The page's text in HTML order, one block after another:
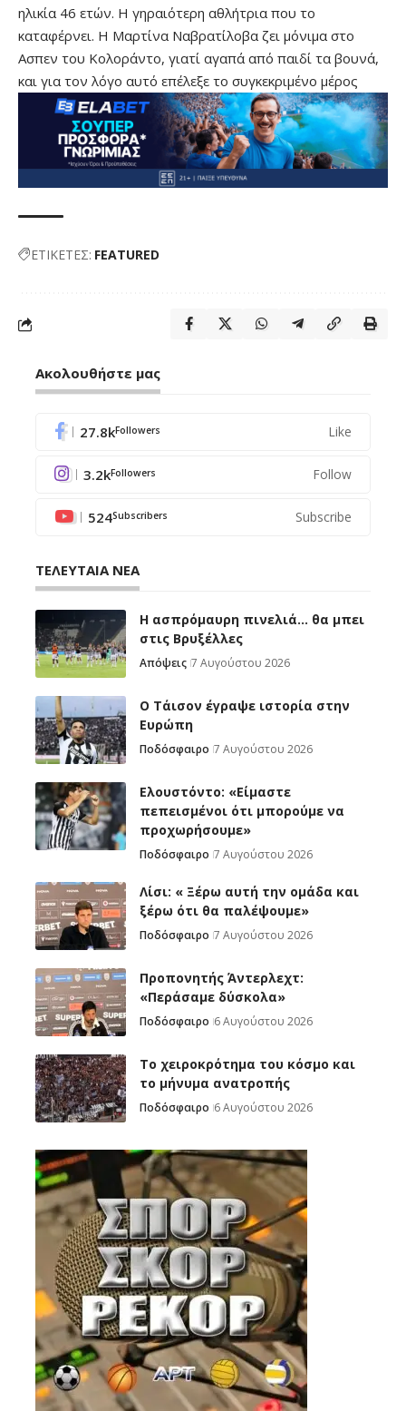
ηλικία 46 ετών. Η γηραιότερη αθλήτρια που το
καταφέρνει. Η Μαρτίνα Ναβρατίλοβα ζει μόνιμα στο
Ασπεν του Κολοράντο, γιατί αγαπά από παιδί τα βουνά,
και για τον λόγο αυτό επέλεξε το συγκεκριμένο μέρος
ΕΤΙΚΕΤΕΣ: FEATURED
Ακολουθήστε μας
27.8kFollowers Like
3.2kFollowers Follow
524Subscribers Subscribe
ΤΕΛΕΥΤΑΙΑ ΝΕΑ
Η ασπρόμαυρη πινελιά… θα μπει
στις Βρυξέλλες
Απόψεις 7 Αυγούστου 2026
Ο Τάισον έγραψε ιστορία στην
Ευρώπη
Ποδόσφαιρο 7 Αυγούστου 2026
Ελουστόντο: «Είμαστε
πεπεισμένοι ότι μπορούμε να
προχωρήσουμε»
Ποδόσφαιρο 7 Αυγούστου 2026
Λίσι: « Ξέρω αυτή την ομάδα και
ξέρω ότι θα παλέψουμε»
Ποδόσφαιρο 7 Αυγούστου 2026
Προπονητής Άντερλεχτ:
«Περάσαμε δύσκολα»
Ποδόσφαιρο 6 Αυγούστου 2026
Το χειροκρότημα του κόσμο και
το μήνυμα ανατροπής
Ποδόσφαιρο 6 Αυγούστου 2026